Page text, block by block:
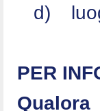
d)
PER